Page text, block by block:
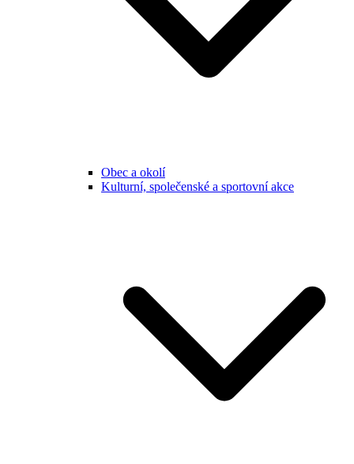
Obec a okolí
Kulturní, společenské a sportovní akce